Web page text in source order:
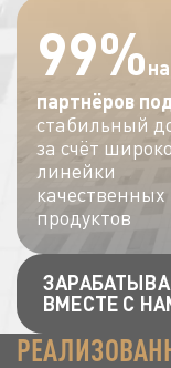
99%
партнёров
стабильный
за счёт
линейки
качественных
продуктов
ВМЕСТЕ С